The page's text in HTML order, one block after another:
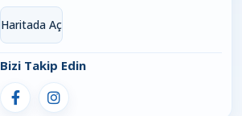
Haritada Aç
Bizi Takip Edin